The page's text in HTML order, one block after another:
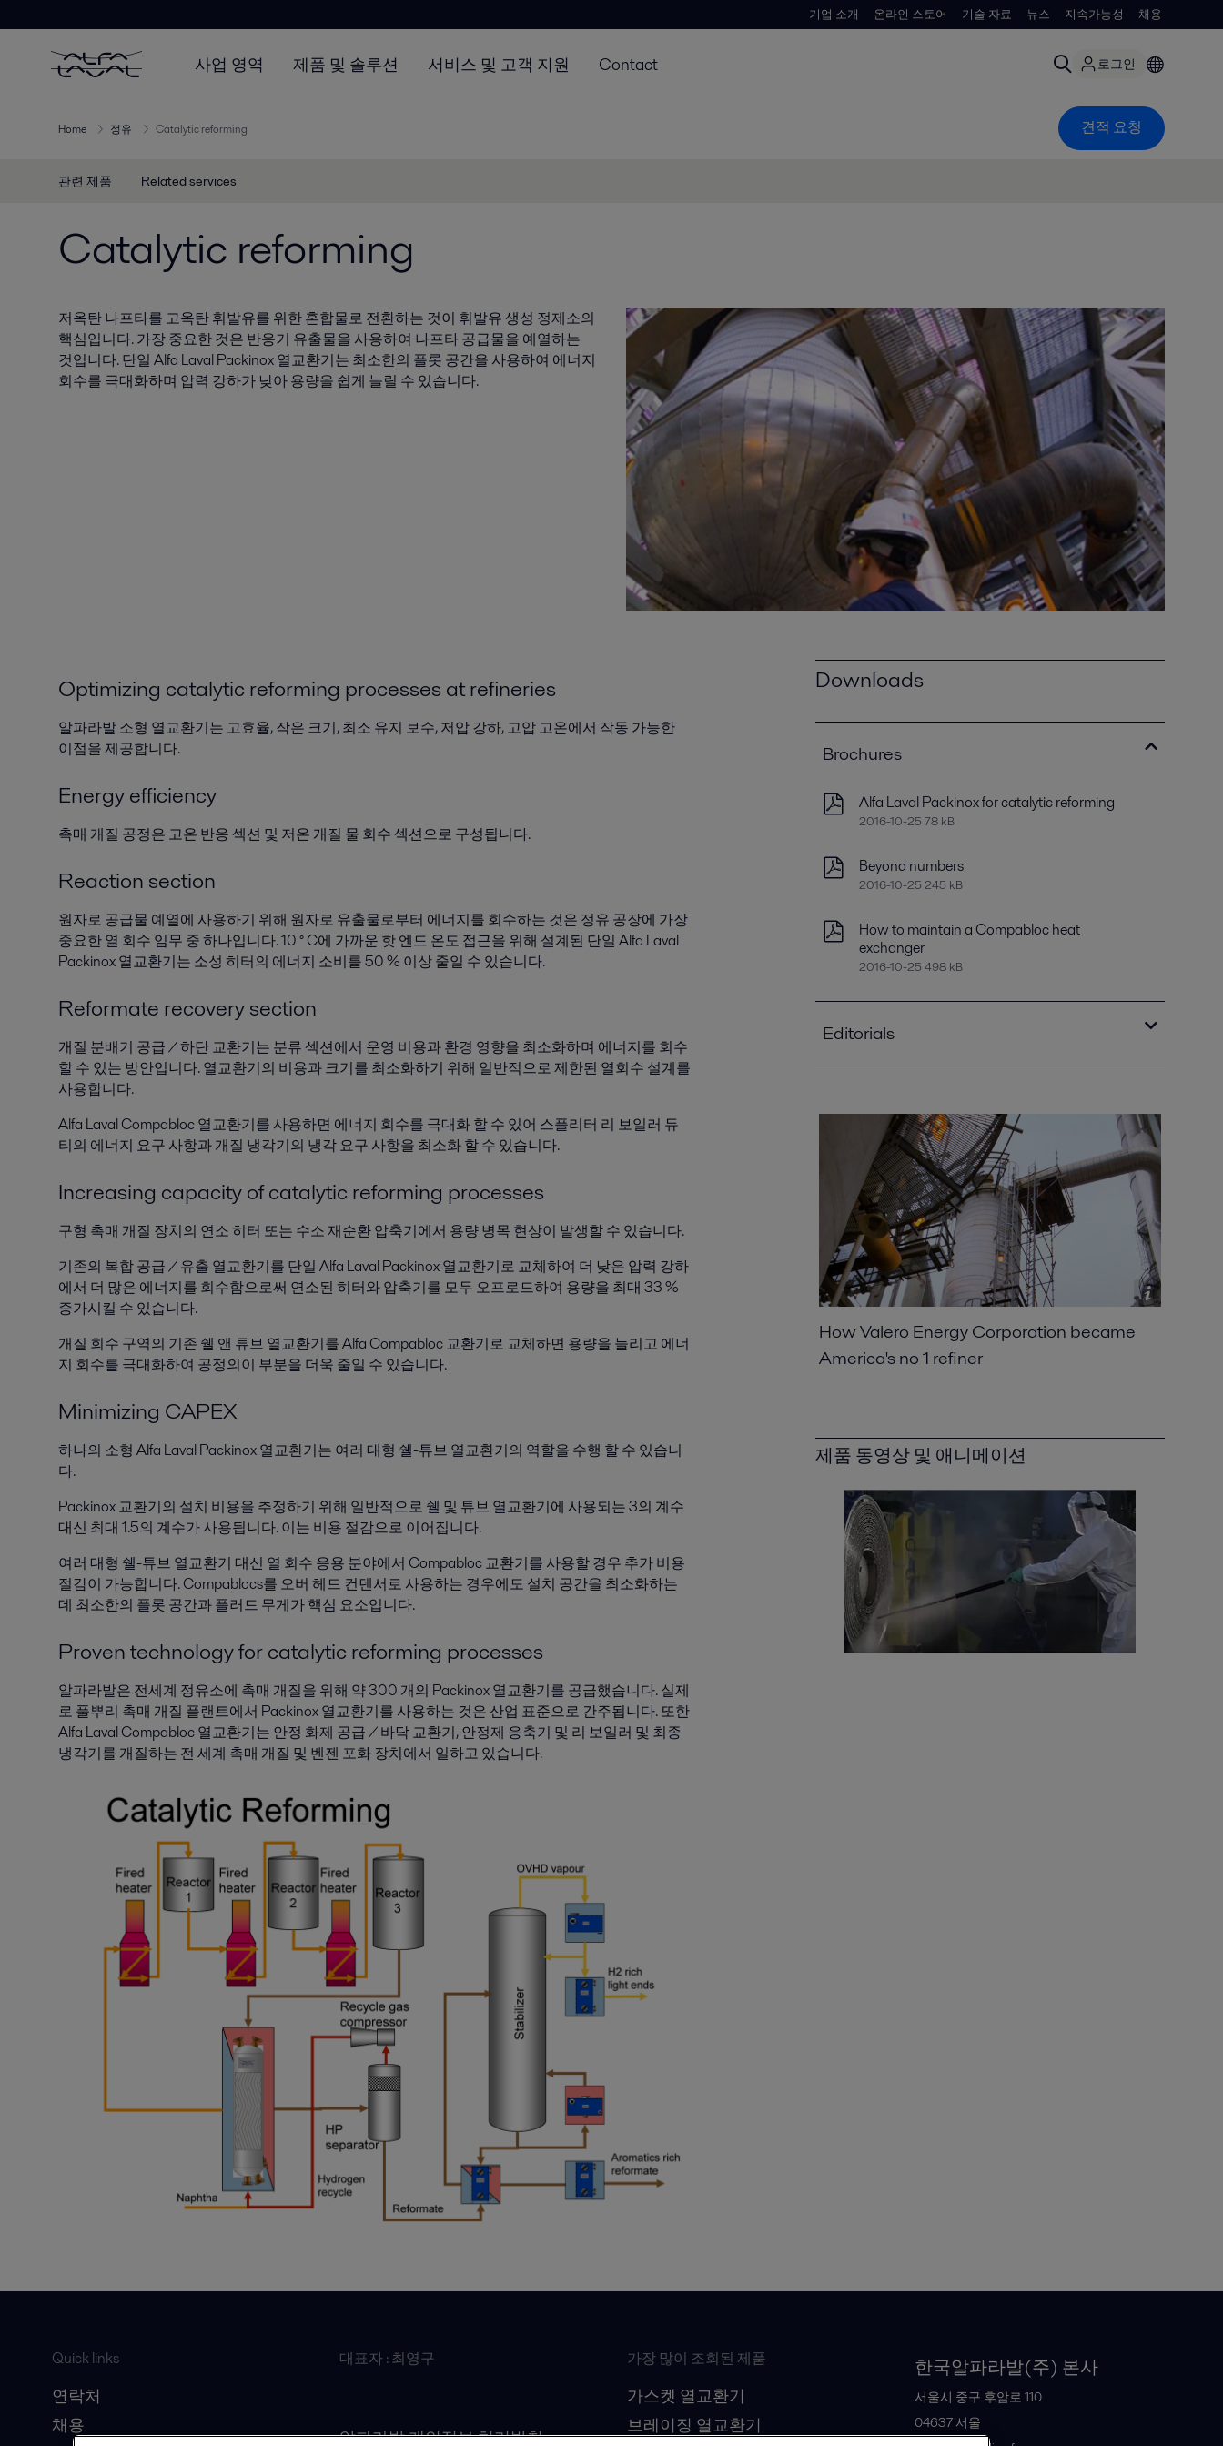
기업 소개 온라인 스토어 기술 자료 뉴스 지속가능성 채용
사업 영역 제품 및 솔루션 서비스 및 고객 지원 Contact 로그인
Home 정유 Catalytic reforming 견적 요청
관련 제품 Related services
Catalytic reforming
저옥탄 나프타를 고옥탄 휘발유를 위한 혼합물로 전환하는 것이 휘발유 생성 정제소의
핵심입니다. 가장 중요한 것은 반응기 유출물을 사용하여 나프타 공급물을 예열하는
것입니다. 단일 Alfa Laval Packinox 열교환기는 최소한의 플롯 공간을 사용하여 에너지
회수를 극대화하며 압력 강하가 낮아 용량을 쉽게 늘릴 수 있습니다.
Optimizing catalytic reforming processes at refineries
알파라발 소형 열교환기는 고효율, 작은 크기, 최소 유지 보수, 저압 강하, 고압 고온에서 작동 가능한
이점을 제공합니다.
Energy efficiency
촉매 개질 공정은 고온 반응 섹션 및 저온 개질 물 회수 섹션으로 구성됩니다.
Reaction section
원자로 공급물 예열에 사용하기 위해 원자로 유출물로부터 에너지를 회수하는 것은 정유 공장에 가장
중요한 열 회수 임무 중 하나입니다. 10 ° C에 가까운 핫 엔드 온도 접근을 위해 설계된 단일 Alfa Laval
Packinox 열교환기는 소성 히터의 에너지 소비를 50 % 이상 줄일 수 있습니다.
Reformate recovery section
개질 분배기 공급 / 하단 교환기는 분류 섹션에서 운영 비용과 환경 영향을 최소화하며 에너지를 회수
할 수 있는 방안입니다. 열교환기의 비용과 크기를 최소화하기 위해 일반적으로 제한된 열회수 설계를
사용합니다.
Alfa Laval Compabloc 열교환기를 사용하면 에너지 회수를 극대화 할 수 있어 스플리터 리 보일러 듀
티의 에너지 요구 사항과 개질 냉각기의 냉각 요구 사항을 최소화 할 수 있습니다.
Increasing capacity of catalytic reforming processes
구형 촉매 개질 장치의 연소 히터 또는 수소 재순환 압축기에서 용량 병목 현상이 발생할 수 있습니다.
기존의 복합 공급 / 유출 열교환기를 단일 Alfa Laval Packinox 열교환기로 교체하여 더 낮은 압력 강하
에서 더 많은 에너지를 회수함으로써 연소된 히터와 압축기를 모두 오프로드하여 용량을 최대 33 %
증가시킬 수 있습니다.
개질 회수 구역의 기존 쉘 앤 튜브 열교환기를 Alfa Compabloc 교환기로 교체하면 용량을 늘리고 에너
지 회수를 극대화하여 공정의이 부분을 더욱 줄일 수 있습니다.
Minimizing CAPEX
하나의 소형 Alfa Laval Packinox 열교환기는 여러 대형 쉘-튜브 열교환기의 역할을 수행 할 수 있습니
다.
Packinox 교환기의 설치 비용을 추정하기 위해 일반적으로 쉘 및 튜브 열교환기에 사용되는 3의 계수
대신 최대 1.5의 계수가 사용됩니다. 이는 비용 절감으로 이어집니다.
여러 대형 쉘-튜브 열교환기 대신 열 회수 응용 분야에서 Compabloc 교환기를 사용할 경우 추가 비용
절감이 가능합니다. Compablocs를 오버 헤드 컨덴서로 사용하는 경우에도 설치 공간을 최소화하는
데 최소한의 플롯 공간과 플러드 무게가 핵심 요소입니다.
Proven technology for catalytic reforming processes
알파라발은 전세계 정유소에 촉매 개질을 위해 약 300 개의 Packinox 열교환기를 공급했습니다. 실제
로 풀뿌리 촉매 개질 플랜트에서 Packinox 열교환기를 사용하는 것은 산업 표준으로 간주됩니다. 또한
Alfa Laval Compabloc 열교환기는 안정 화제 공급 / 바닥 교환기, 안정제 응축기 및 리 보일러 및 최종
냉각기를 개질하는 전 세계 촉매 개질 및 벤젠 포화 장치에서 일하고 있습니다.
Downloads
Brochures
Alfa Laval Packinox for catalytic reforming
2016-10-25 78 kB
Beyond numbers
2016-10-25 245 kB
How to maintain a Compabloc heat
exchanger
2016-10-25 498 kB
Editorials
2021-04-14 789 kB
Optimizing heat recovery with compact
plate heat exchangers
2016-10-25 8129 kB
Saving fuel costs with welded plate heat
exchangers
2016-10-25 1064 kB
Packinox Simply Dynamite Here
magazine.pdf
2016-10-25 220 kB
Americas no1 oil refiner
exchangers
2016-10-25 1064 kB
How Valero Energy Corporation became
America's no 1 refiner
제품 동영상 및 애니메이션
Quick links
연락처
채용
대표자 : 최영구
알파라발 개인정보 처리방침
가장 많이 조회된 제품
가스켓 열교환기
브레이징 열교환기
한국알파라발(주) 본사
서울시 중구 후암로 110
04637 서울